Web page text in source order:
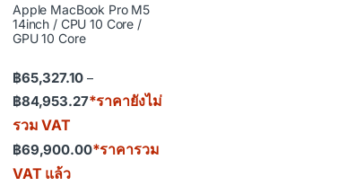
Apple MacBook Pro M5
14inch / CPU 10 Core /
GPU 10 Core
฿65,327.10 –
฿84,953.27Price range: ฿65,327.10 through ฿84,953.27
*ราคายังไม่
รวม VAT
฿69,900.00*ราคารวม
VAT แล้ว